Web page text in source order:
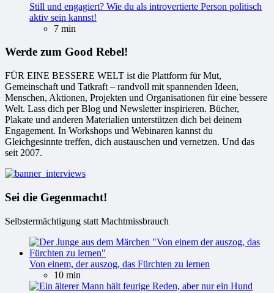
Still und engagiert? Wie du als introvertierte Person politisch
aktiv sein kannst!
7 min
Werde zum Good Rebel!
FÜR EINE BESSERE WELT ist die Plattform für Mut,
Gemeinschaft und Tatkraft – randvoll mit spannenden Ideen,
Menschen, Aktionen, Projekten und Organisationen für eine bessere
Welt. Lass dich per Blog und Newsletter inspirieren. Bücher,
Plakate und anderen Materialien unterstützen dich bei deinem
Engagement. In Workshops und Webinaren kannst du
Gleichgesinnte treffen, dich austauschen und vernetzen. Und das
seit 2007.
Sei die Gegenmacht!
Selbstermächtigung statt Machtmissbrauch
Von einem, der auszog, das Fürchten zu lernen
10 min